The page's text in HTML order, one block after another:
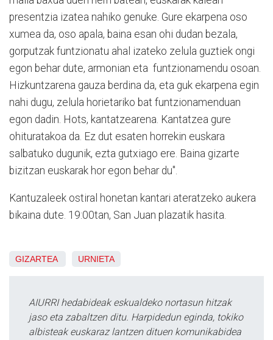
presentzia izatea nahiko genuke. Gure ekarpena oso
xumea da, oso apala, baina esan ohi dudan bezala,
gorputzak funtzionatu ahal izateko zelula guztiek ongi
egon behar dute, armonian eta funtzionamendu osoan.
Hizkuntzarena gauza berdina da, eta guk ekarpena egin
nahi dugu, zelula horietariko bat funtzionamenduan
egon dadin. Hots, kantatzearena. Kantatzea gure
ohituratakoa da. Ez dut esaten horrekin euskara
salbatuko dugunik, ezta gutxiago ere. Baina gizarte
bizitzan euskarak hor egon behar du".
Kantuzaleek ostiral honetan kantari ateratzeko aukera
bikaina dute. 19:00tan, San Juan plazatik hasita.
GIZARTEA URNIETA
AIURRI hedabideak eskualdeko nortasun hitzak
jaso eta zabaltzen ditu. Harpidedun eginda, tokiko
albisteak euskaraz lantzen dituen komunikabidea